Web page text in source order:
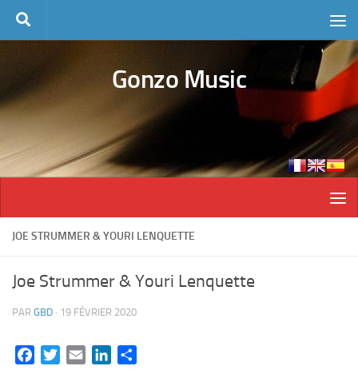
Skip to content
Gonzo Music
JOE STRUMMER & YOURI LENQUETTE
Joe Strummer & Youri Lenquette
PAR GBD · 19 FÉVRIER 2020
FacebookTwitterEmail LinkedIn